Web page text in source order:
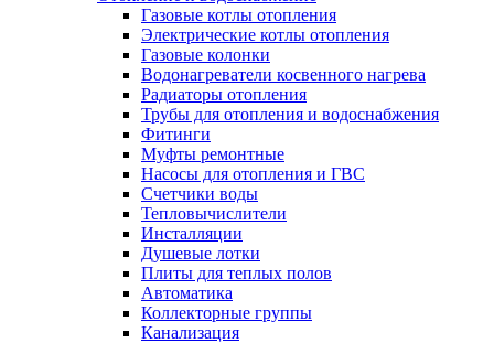
Газовые котлы отопления
Электрические котлы отопления
Газовые колонки
Водонагреватели косвенного нагрева
Радиаторы отопления
Трубы для отопления и водоснабжения
Фитинги
Муфты ремонтные
Насосы для отопления и ГВС
Счетчики воды
Тепловычислители
Инсталляции
Душевые лотки
Плиты для теплых полов
Автоматика
Коллекторные группы
Канализация